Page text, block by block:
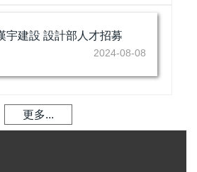
宇建設 設計部人才招募
2024-08-08
更多...